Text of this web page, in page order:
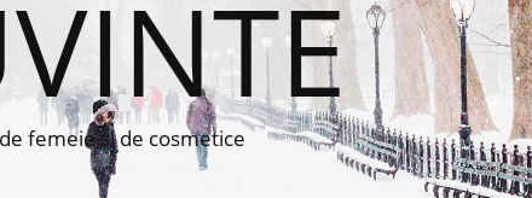
femeie si de cosmetice